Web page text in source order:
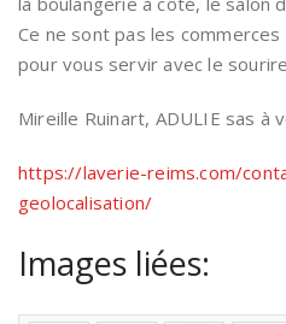
Ce ne sont pas les
pour vous servir avec le
Mireille Ruinart, ADULIE sas à
https://laverie-reims.com/
geolocalisation/
Images liées: